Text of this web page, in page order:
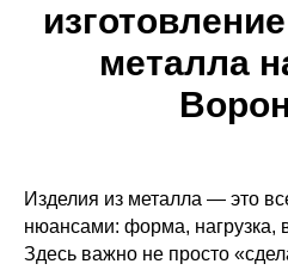
металла
Изделия из металла — это
нюансами: форма, нагрузка,
Здесь важно не просто